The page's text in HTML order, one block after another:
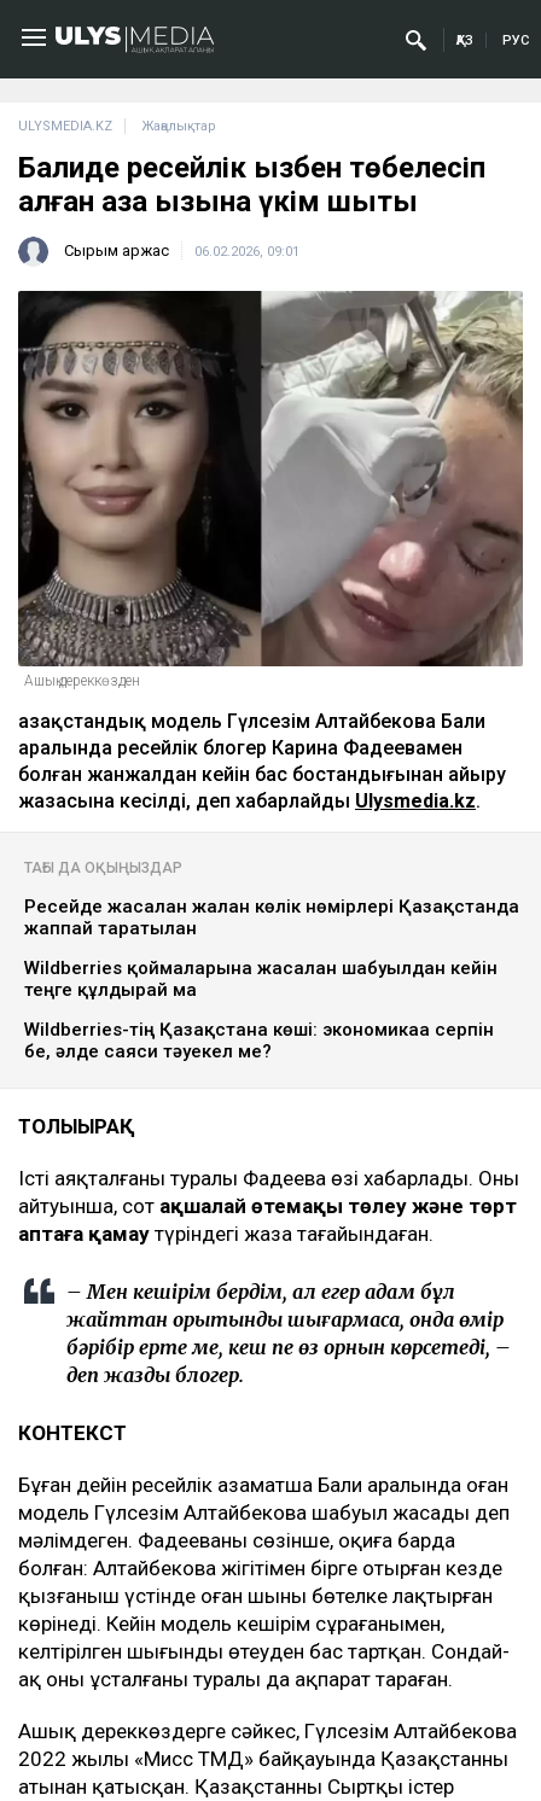
ҚАЗ РУС
ULYSMEDIA.KZ Жаңалықтар
Балиде ресейлік қызбен төбелесіп
қалған қазақ қызына үкім шықты
Сырым Қаржас 06.02.2026, 09:01
Ашық дереккөзден
Қазақстандық модель Гүлсезім Алтайбекова Бали
аралында ресейлік блогер Карина Фадеевамен
болған жанжалдан кейін бас бостандығынан айыру
жазасына кесілді, деп хабарлайды Ulysmedia.kz.
ТАҒЫ ДА ОҚЫҢЫЗДАР
Ресейде жасалған жалған көлік нөмірлері Қазақстанда
жаппай таратылған
Wildberries қоймаларына жасалған шабуылдан кейін
теңге құлдырай ма
Wildberries-тің Қазақстанға көші: экономикаға серпін
бе, әлде саяси тәуекел ме?
ТОЛЫҒЫРАҚ
Істің аяқталғаны туралы Фадеева өзі хабарлады. Оның
айтуынша, сот ақшалай өтемақы төлеу және төрт
аптаға қамау түріндегі жаза тағайындаған.
– Мен кешірім бердім, ал егер адам бұл
жайттан қорытынды шығармаса, онда өмір
бәрібір ерте ме, кеш пе өз орнын көрсетеді, –
деп жазды блогер.
КОНТЕКСТ
Бұған дейін ресейлік азаматша Бали аралында оған
модель Гүлсезім Алтайбекова шабуыл жасады деп
мәлімдеген. Фадееваның сөзінше, оқиға барда
болған: Алтайбекова жігітімен бірге отырған кезде
қызғаныш үстінде оған шыны бөтелке лақтырған
көрінеді. Кейін модель кешірім сұрағанымен,
келтірілген шығынды өтеуден бас тартқан. Сондай-
ақ оның ұсталғаны туралы да ақпарат тараған.
Ашық дереккөздерге сәйкес, Гүлсезім Алтайбекова
2022 жылы «Мисс ТМД» байқауында Қазақстанның
атынан қатысқан. Қазақстанның Сыртқы істер